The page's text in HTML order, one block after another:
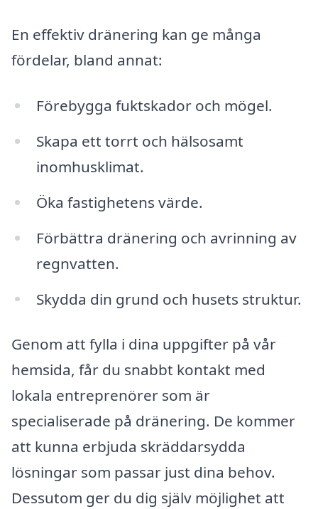
En effektiv dränering kan ge många
fördelar, bland annat:
Förebygga fuktskador och mögel.
Skapa ett torrt och hälsosamt
inomhusklimat.
Öka fastighetens värde.
Förbättra dränering och avrinning av
regnvatten.
Skydda din grund och husets struktur.
Genom att fylla i dina uppgifter på vår
hemsida, får du snabbt kontakt med
lokala entreprenörer som är
specialiserade på dränering. De kommer
att kunna erbjuda skräddarsydda
lösningar som passar just dina behov.
Dessutom ger du dig själv möjlighet att